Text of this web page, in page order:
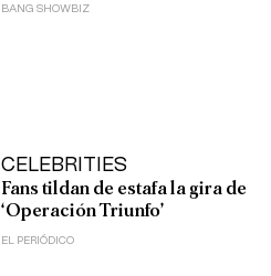
BANG SHOWBIZ
CELEBRITIES
Fans tildan de estafa la gira de
‘Operación Triunfo’
EL PERIÓDICO